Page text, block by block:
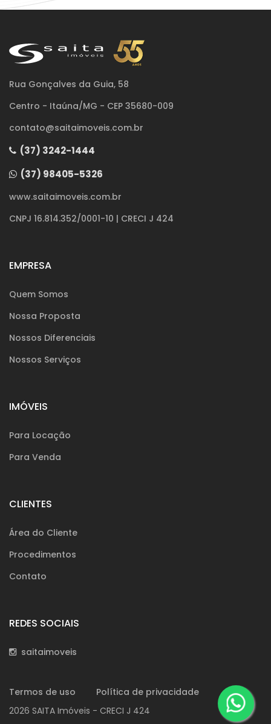
Rua Gonçalves da Guia, 58
Centro - Itaúna/MG - CEP 35680-009
contato@saitaimoveis.com.br
(37) 3242-1444
(37) 98405-5326
www.saitaimoveis.com.br
CNPJ 16.814.352/0001-10 | CRECI J 424
EMPRESA
Quem Somos
Nossa Proposta
Nossos Diferenciais
Nossos Serviços
IMÓVEIS
Para Locação
Para Venda
CLIENTES
Área do Cliente
Procedimentos
Contato
REDES SOCIAIS
saitaimoveis
Termos de uso
Política de privacidade
2026 SAITA Imóveis - CRECI J 424